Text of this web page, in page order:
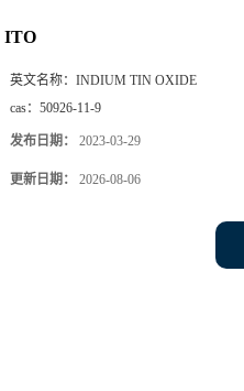
ITO
英文名称： INDIUM TIN OXIDE
cas： 50926-11-9
发布日期： 2023-03-29
更新日期： 2026-08-06